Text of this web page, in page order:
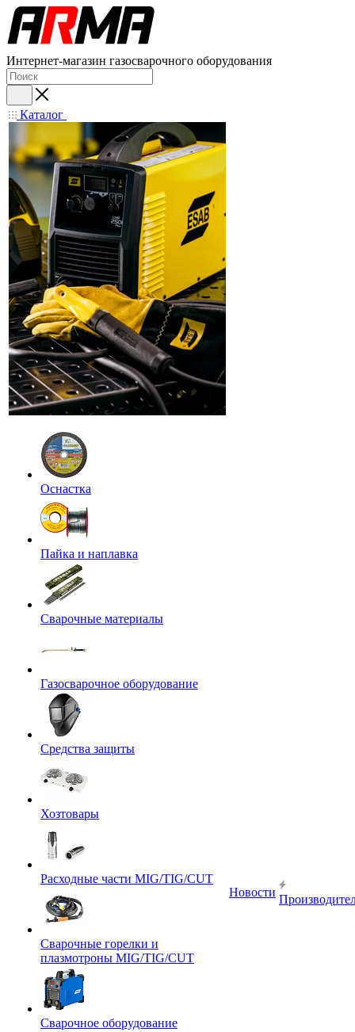
Интернет-магазин газосварочного оборудования
Каталог
Оснастка
Пайка и наплавка
Сварочные материалы
Газосварочное оборудование
Средства защиты
Хозтовары
Расходные части MIG/TIG/CUT
Сварочные горелки и
плазмотроны MIG/TIG/CUT
Сварочное оборудование
Новости